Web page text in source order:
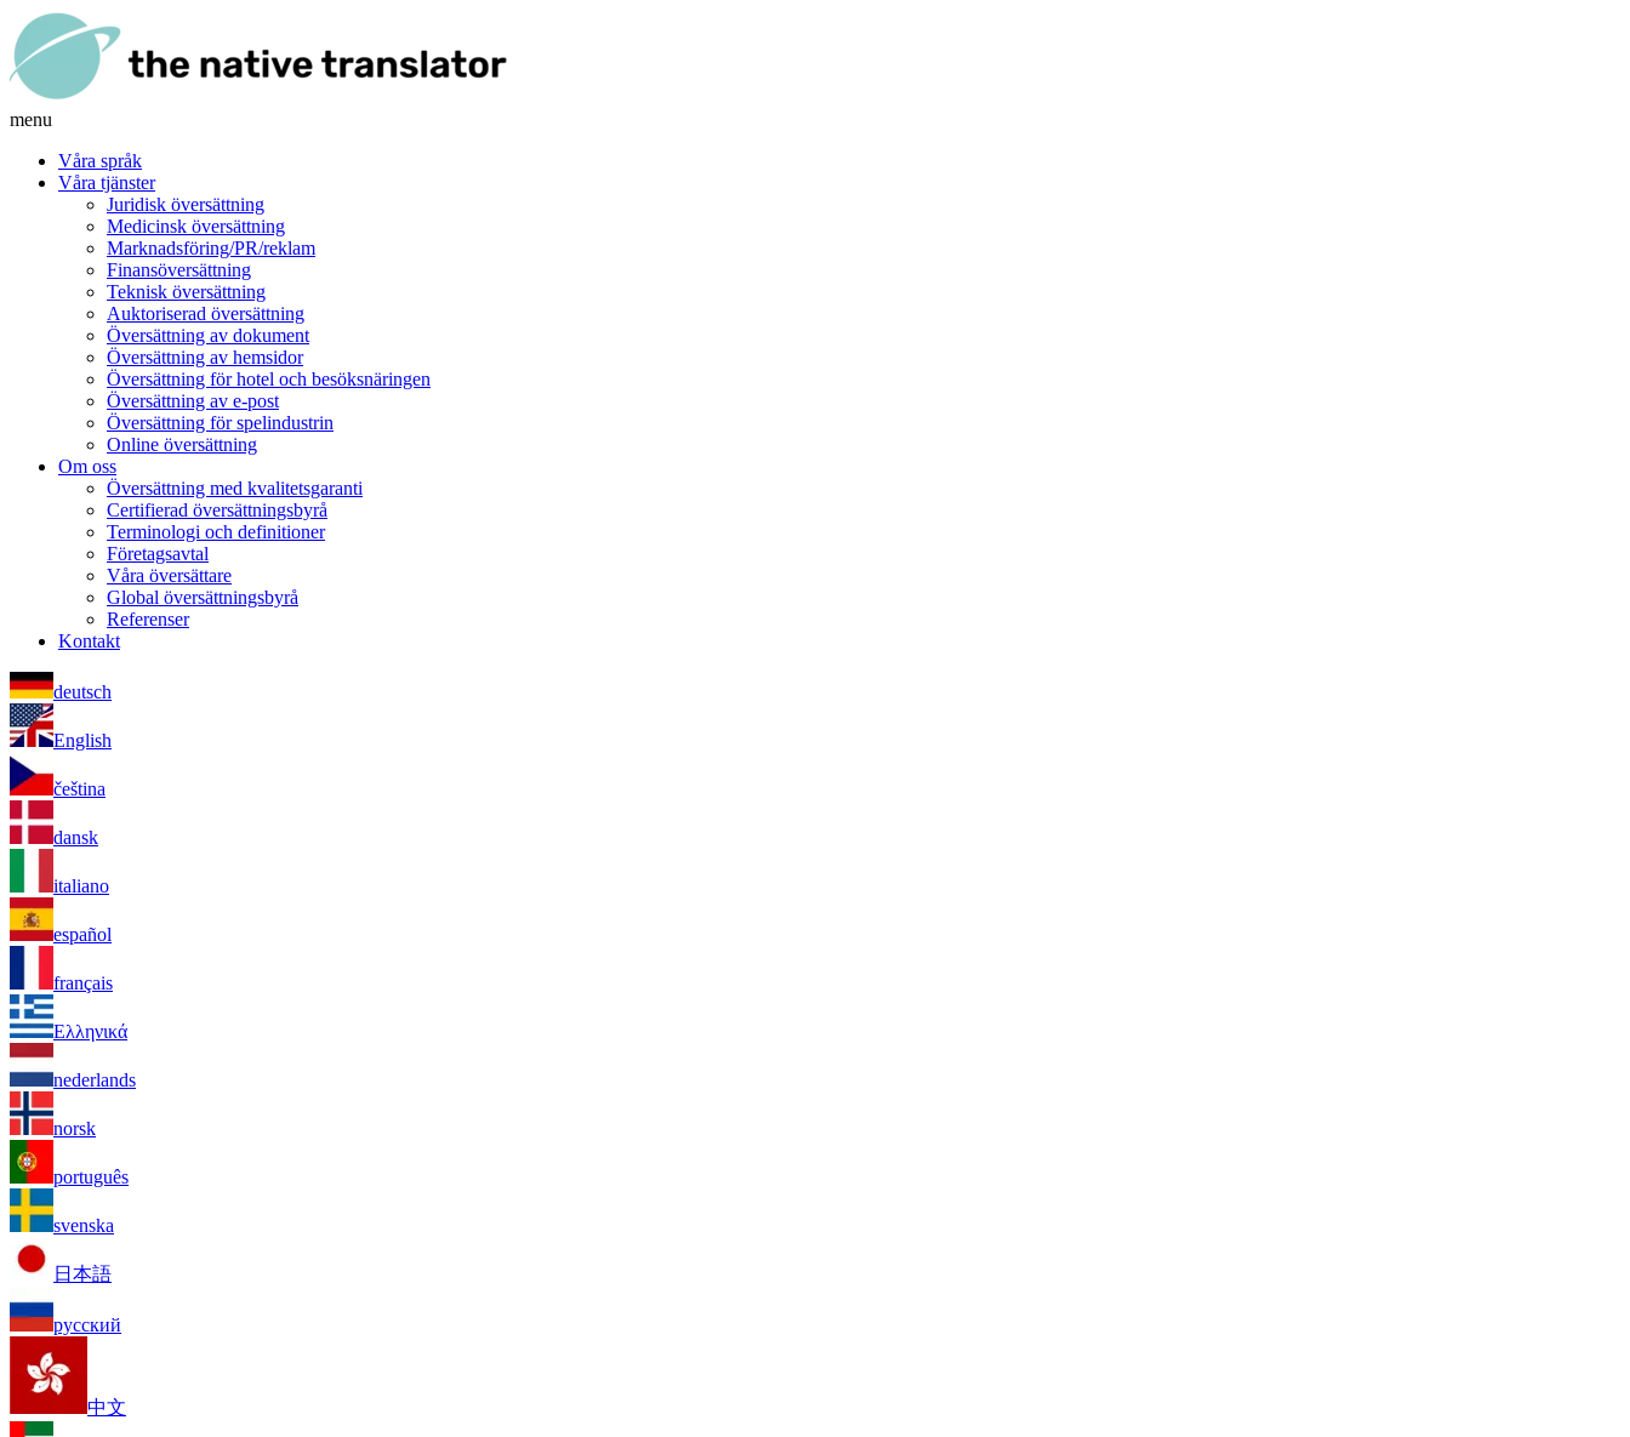
menu
Våra språk
Våra tjänster
Juridisk översättning
Medicinsk översättning
Marknadsföring/PR/reklam
Finansöversättning
Teknisk översättning
Auktoriserad översättning
Översättning av dokument
Översättning av hemsidor
Översättning för hotel och besöksnäringen
Översättning av e-post
Översättning för spelindustrin
Online översättning
Om oss
Översättning med kvalitetsgaranti
Certifierad översättningsbyrå
Terminologi och definitioner
Företagsavtal
Våra översättare
Global översättningsbyrå
Referenser
Kontakt
deutsch
English
čeština
dansk
italiano
español
français
Ελληνικά
nederlands
norsk
português
svenska
日本語
русский
中文